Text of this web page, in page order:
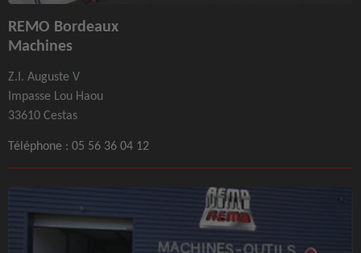
REMO Bordeaux
Machines
Z.I. Auguste V
Impasse Lou Haou
33610 Cestas
Téléphone : 05 56 36 04 12